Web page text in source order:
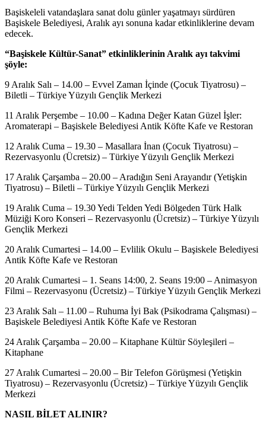
Başiskeleli vatandaşlara sanat dolu günler yaşatmayı sürdüren
Başiskele Belediyesi, Aralık ayı sonuna kadar etkinliklerine devam
edecek.
“Başiskele Kültür-Sanat” etkinliklerinin Aralık ayı takvimi
şöyle:
9 Aralık Salı – 14.00 – Evvel Zaman İçinde (Çocuk Tiyatrosu) –
Biletli – Türkiye Yüzyılı Gençlik Merkezi
11 Aralık Perşembe – 10.00 – Kadına Değer Katan Güzel İşler:
Aromaterapi – Başiskele Belediyesi Antik Köfte Kafe ve Restoran
12 Aralık Cuma – 19.30 – Masallara İnan (Çocuk Tiyatrosu) –
Rezervasyonlu (Ücretsiz) – Türkiye Yüzyılı Gençlik Merkezi
17 Aralık Çarşamba – 20.00 – Aradığın Seni Arayandır (Yetişkin
Tiyatrosu) – Biletli – Türkiye Yüzyılı Gençlik Merkezi
19 Aralık Cuma – 19.30 Yedi Telden Yedi Bölgeden Türk Halk
Müziği Koro Konseri – Rezervasyonlu (Ücretsiz) – Türkiye Yüzyılı
Gençlik Merkezi
20 Aralık Cumartesi – 14.00 – Evlilik Okulu – Başiskele Belediyesi
Antik Köfte Kafe ve Restoran
20 Aralık Cumartesi – 1. Seans 14:00, 2. Seans 19:00 – Animasyon
Filmi – Rezervasyonu (Ücretsiz) – Türkiye Yüzyılı Gençlik Merkezi
23 Aralık Salı – 11.00 – Ruhuma İyi Bak (Psikodrama Çalışması) –
Başiskele Belediyesi Antik Köfte Kafe ve Restoran
24 Aralık Çarşamba – 20.00 – Kitaphane Kültür Söyleşileri –
Kitaphane
27 Aralık Cumartesi – 20.00 – Bir Telefon Görüşmesi (Yetişkin
Tiyatrosu) – Rezervasyonlu (Ücretsiz) – Türkiye Yüzyılı Gençlik
Merkezi
NASIL BİLET ALINIR?